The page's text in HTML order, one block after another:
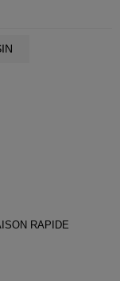
RAPIDE